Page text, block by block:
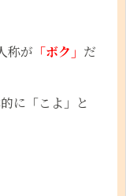
称が 「ボク」 だ
に「こよ」と